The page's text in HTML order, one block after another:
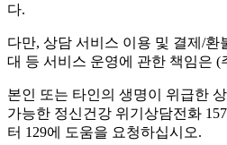
다.
다만, 상담 서비스 이용 및 결제/환
대 등 서비스 운영에 관한 책임은 (
본인 또는 타인의 생명이 위급한
가능한 정신건강 위기상담전화
터 129에 도움을 요청하십시오.